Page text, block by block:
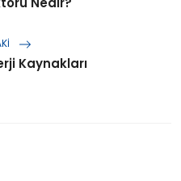
Kaynakları